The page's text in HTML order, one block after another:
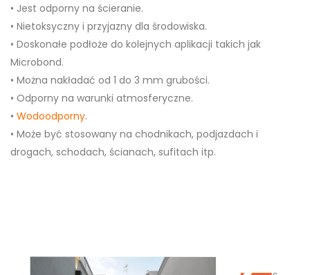
• Jest odporny na ścieranie.
• Nietoksyczny i przyjazny dla środowiska.
• Doskonałe podłoże do kolejnych aplikacji takich jak
Microbond.
• Można nakładać od 1 do 3 mm grubości.
• Odporny na warunki atmosferyczne.
• Wodoodporny.
• Może być stosowany na chodnikach, podjazdach i
drogach, schodach, ścianach, sufitach itp.